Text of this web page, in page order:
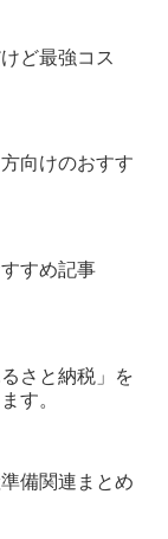
ど最強コス
向けのおすす
すめ記事
さと納税」を
す。
備関連まとめ